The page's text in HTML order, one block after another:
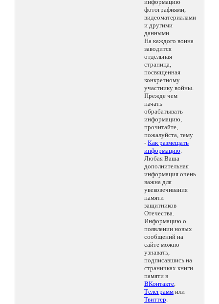
информацию
фотографиями,
видеоматериалами
и другими
данными.
На каждого воина
заводится
отдельная
страница,
посвященная
конкретному
участнику войны.
Прежде чем
начать
обрабатывать
информацию,
прочитайте,
пожалуйста, тему
- Как размещать
информацию.
Любая Ваша
дополнительная
информация очень
важна для
увековечивания
памяти
защитников
Отечества.
Информацию о
появлении новых
сообщений на
сайте можно
узнавать,
подписавшись на
страничках книги
памяти в
ВКонтакте,
Телеграмм или
Твиттер.